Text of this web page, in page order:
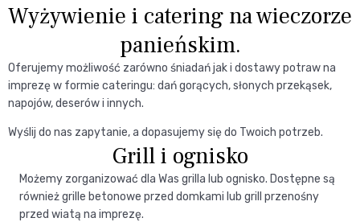
Wyżywienie i catering na wieczorze
panieńskim.
Oferujemy możliwość zarówno śniadań jak i dostawy potraw na
imprezę w formie cateringu: dań gorących, słonych przekąsek,
napojów, deserów i innych.
Wyślij do nas zapytanie, a dopasujemy się do Twoich potrzeb.
Grill i ognisko
Możemy zorganizować dla Was grilla lub ognisko. Dostępne są
również grille betonowe przed domkami lub grill przenośny
przed wiatą na imprezę.